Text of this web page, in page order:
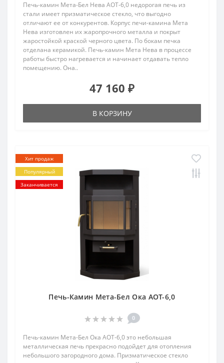
Печь-камин Мета-Бел Нева АОТ-6,0 недорогая печь из
стали имеет призматическое стекло, что выгодно
отличают ее от конкурентов. Корпус печи-камина Мета
Нева изготовлен их жаропрочного металла и покрыт
жаростойкой краской черного цвета. По бокам печка
отделана керамикой. Печь-камин Мета Нева в процессе
работы быстро нагревается и начинает отдавать тепло
помещению. Она..
47 160 ₽
В КОРЗИНУ
Хит продаж
Популярный
Заканчивается
Печь-Камин Мета-Бел Ока АОТ-6,0
0
Печь-камин Мета-Бел Ока АОТ-6,0 это небольшая
металлическая печь прекрасно подойдет для отопления
небольшого загородного дома. Призматическое стекло